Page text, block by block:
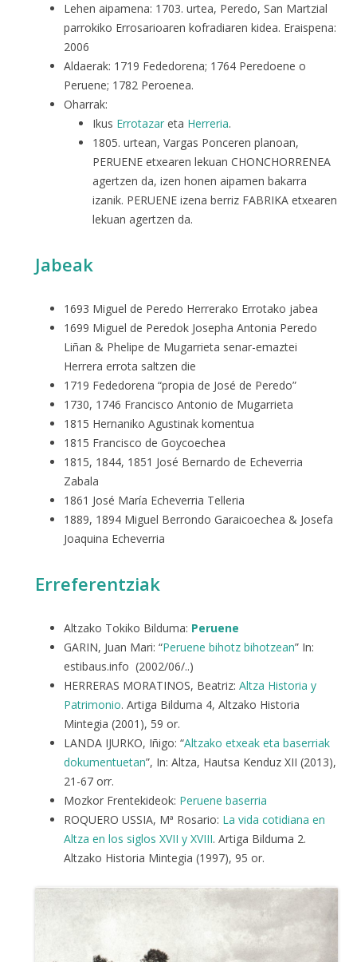
Lehen aipamena: 1703. urtea, Peredo, San Martzial
parrokiko Errosarioaren kofradiaren kidea. Eraispena:
2006
Aldaerak: 1719 Fededorena; 1764 Peredoene o
Peruene; 1782 Peroenea.
Oharrak:
Ikus Errotazar eta Herreria.
1805. urtean, Vargas Ponceren planoan,
PERUENE etxearen lekuan CHONCHORRENEA
agertzen da, izen honen aipamen bakarra
izanik. PERUENE izena berriz FABRIKA etxearen
lekuan agertzen da.
Jabeak
1693 Miguel de Peredo Herrerako Errotako jabea
1699 Miguel de Peredok Josepha Antonia Peredo
Liñan & Phelipe de Mugarrieta senar-emaztei
Herrera errota saltzen die
1719 Fededorena “propia de José de Peredo”
1730, 1746 Francisco Antonio de Mugarrieta
1815 Hernaniko Agustinak komentua
1815 Francisco de Goycoechea
1815, 1844, 1851 José Bernardo de Echeverria
Zabala
1861 José María Echeverria Telleria
1889, 1894 Miguel Berrondo Garaicoechea & Josefa
Joaquina Echeverria
Erreferentziak
Altzako Tokiko Bilduma: Peruene
GARIN, Juan Mari: “Peruene bihotz bihotzean” In:
estibaus.info (2002/06/..)
HERRERAS MORATINOS, Beatriz: Altza Historia y
Patrimonio. Artiga Bilduma 4, Altzako Historia
Mintegia (2001), 59 or.
LANDA IJURKO, Iñigo: “Altzako etxeak eta baserriak
dokumentuetan”, In: Altza, Hautsa Kenduz XII (2013),
21-67 orr.
Mozkor Frentekideok: Peruene baserria
ROQUERO USSIA, Mª Rosario: La vida cotidiana en
Altza en los siglos XVII y XVIII. Artiga Bilduma 2.
Altzako Historia Mintegia (1997), 95 or.